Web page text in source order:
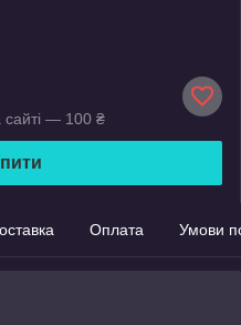
сайті — 100 ₴
Оплата Умови